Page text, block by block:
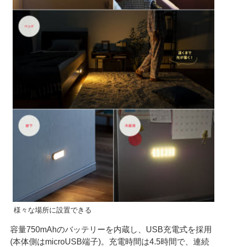
様々な場所に設置できる
容量750mAhのバッテリーを内蔵し、USB充電式を採用
(本体側はmicroUSB端子)。充電時間は4.5時間で、連続